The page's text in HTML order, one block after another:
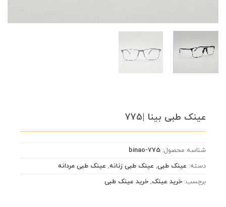
عینک طبی بینا |775
شناسه محصول: binao-775
دسته: عینک طبی, عینک طبی زنانه, عینک طبی مردانه
برچسب: خرید عینک, خرید عینک طبی